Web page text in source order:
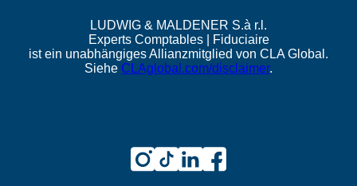
LUDWIG & MALDENER S.à r.l.
Experts Comptables | Fiduciaire
ist ein unabhängiges Allianzmitglied von CLA Global.
Siehe CLAglobal.com/disclaimer.